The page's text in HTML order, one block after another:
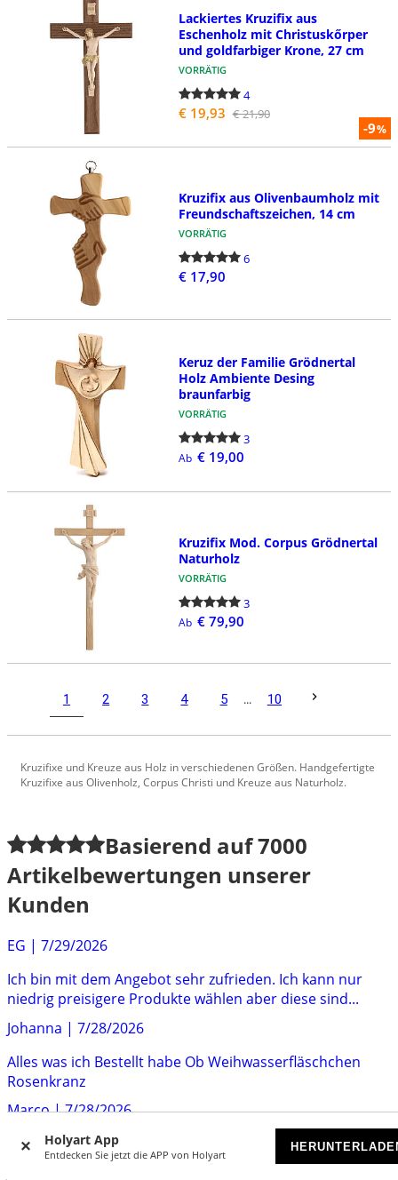
Holyart App
Entdecken Sie jetzt die APP von Holyart
-9%
Lackiertes Kruzifix aus
Eschenholz mit Christuskőrper
und goldfarbiger Krone, 27 cm
VORRÄTIG
4
€ 19,93 € 21,90
Kruzifix aus Olivenbaumholz mit
Freundschaftszeichen, 14 cm
VORRÄTIG
6
€ 17,90
Keruz der Familie Grödnertal
Holz Ambiente Desing
braunfarbig
VORRÄTIG
3
Ab € 19,00
Kruzifix Mod. Corpus Grödnertal
Naturholz
VORRÄTIG
3
Ab € 79,90
1 2 3 4 5 ... 10
Kruzifixe und Kreuze aus Holz in verschiedenen Größen. Handgefertigte
Kruzifixe aus Olivenholz, Corpus Christi und Kreuze aus Naturholz.
Basierend auf7000
Artikelbewertungen unserer
Kunden
EG | 7/29/2026
Ich bin mit dem Angebot sehr zufrieden. Ich kann nur
niedrig preisigere Produkte wählen aber diese sind...
Johanna | 7/28/2026
Alles was ich Bestellt habe Ob Weihwasserfläschchen
Rosenkranz
Marco|7/28/2026
Schöne Ware - schnelle Lieferung - guter Preis alles top!